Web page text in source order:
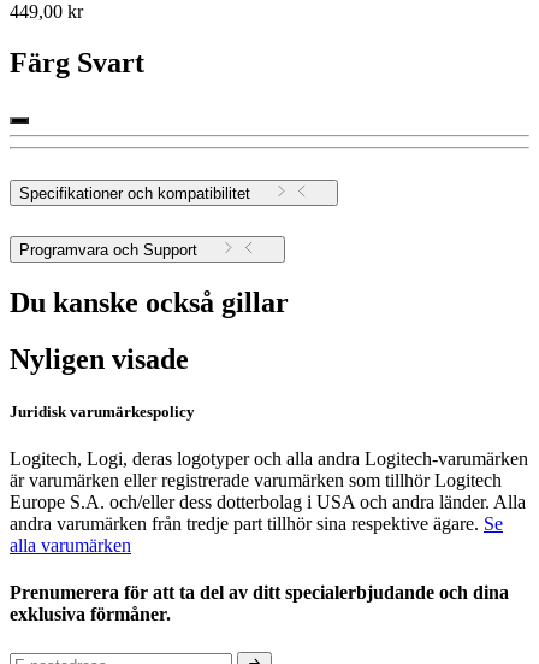
449,00 kr
Färg Svart
Specifikationer och kompatibilitet
Programvara och Support
Du kanske också gillar
Nyligen visade
Juridisk varumärkespolicy
Logitech, Logi, deras logotyper och alla andra Logitech-varumärken
är varumärken eller registrerade varumärken som tillhör Logitech
Europe S.A. och/eller dess dotterbolag i USA och andra länder. Alla
andra varumärken från tredje part tillhör sina respektive ägare. Se
alla varumärken
Prenumerera för att ta del av ditt specialerbjudande och dina
exklusiva förmåner.